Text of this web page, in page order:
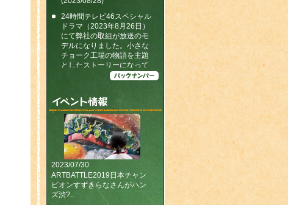
24時間テレビ46スペシャル
ドラマ（2023年8月26日）
にて弊社の取組が放送のモ
デルになりました。小さな
チョーク工場の物語を主題
としたストーリーになって
メディアでのご紹介をまと
めたページをつくりまし
た！
「iFデザインアワード
2023」を受賞しました（キ
ットパスミディアムで受賞
しました）
(2023/05/29)
今年も、文具女子博in大阪
2023に出展しました。おお
2023/07/30
ARTBATTLE2019日本チャン
ピオンすずきらなさんがハン
ズ渋?..